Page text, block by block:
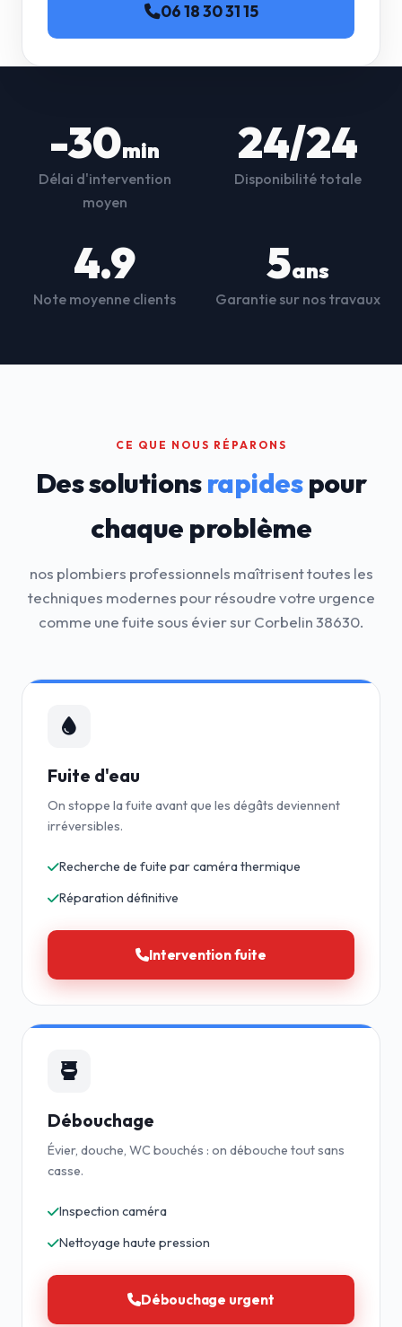
06 18 30 31 15
-30min
Délai d'intervention
moyen
24/24
Disponibilité totale
4.9
Note moyenne clients
5ans
Garantie sur nos travaux
CE QUE NOUS RÉPARONS
Des solutionsrapidespour
chaque problème
nos plombiers professionnels maîtrisent toutes les
techniques modernes pour résoudre votre urgence
comme une fuite sous évier sur Corbelin 38630.
Fuite d'eau
On stoppe la fuite avant que les dégâts deviennent
irréversibles.
Recherche de fuite par caméra thermique
Réparation définitive
Intervention fuite
Débouchage
Évier, douche, WC bouchés : on débouche tout sans
casse.
Inspection caméra
Nettoyage haute pression
Débouchage urgent